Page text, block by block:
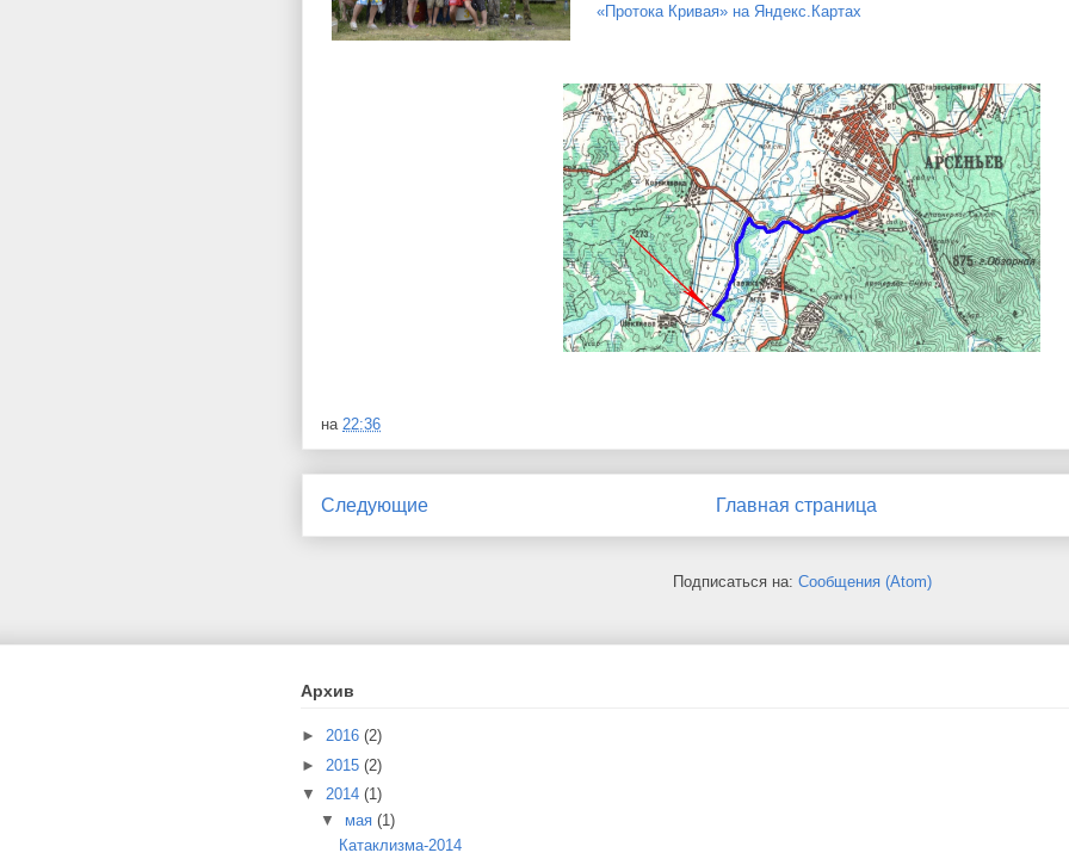
«Протока Кривая» на Яндекс.Картах
на 22:36
Следующие Главная страница
Подписаться на: Сообщения (Atom)
Архив
► 2016 (2)
► 2015 (2)
▼ 2014 (1)
▼ мая (1)
Катаклизма-2014